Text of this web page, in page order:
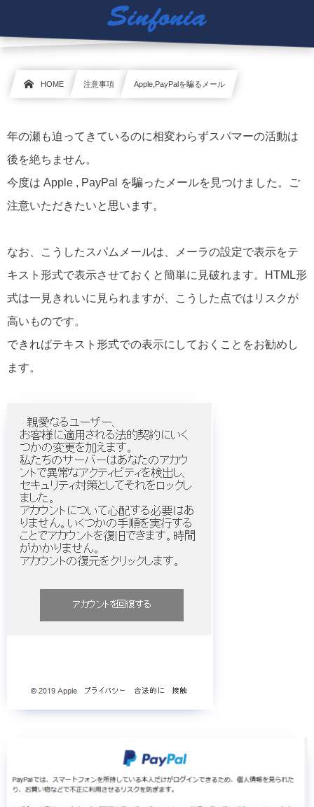
HOME 注意事項 Apple,PayPalを騙るメール
年の瀬も迫ってきているのに相変わらずスパマーの活動は
後を絶ちません。
今度は Apple , PayPal を騙ったメールを見つけました。ご
注意いただきたいと思います。
なお、こうしたスパムメールは、メーラの設定で表示をテ
キスト形式で表示させておくと簡単に見破れます。HTML形
式は一見きれいに見られますが、こうした点ではリスクが
高いものです。
できればテキスト形式での表示にしておくことをお勧めし
ます。